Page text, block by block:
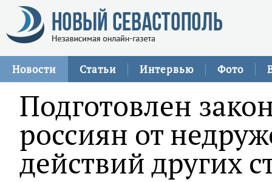
Новости Статьи Интервью Фото
Подготовлен
россиян от
действий других